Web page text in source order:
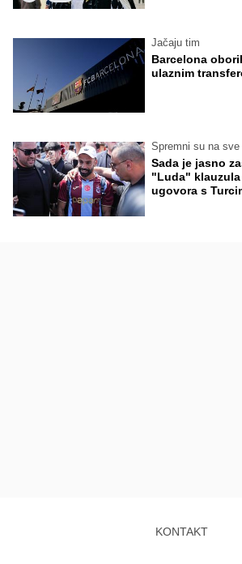
Jačaju tim
Barcelona
ulaznim
Spremni su na sve
Sada je jasno
"Luda"
ugovora s
KONTAKT